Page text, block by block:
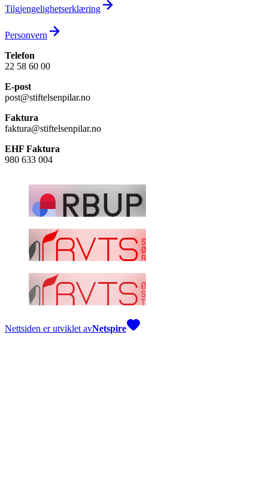
Tilgjengelighets­erklæring
Personvern
Telefon
22 58 60 00
E-post
post@stiftelsenpilar.no
Faktura
faktura@stiftelsenpilar.no
EHF Faktura
980 633 004
Nettsiden er utviklet avNetspire